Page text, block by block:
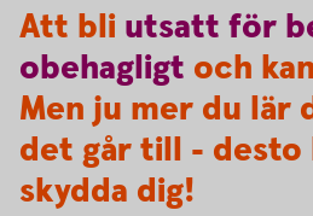
Att bli utsatt för
obehagligt och
Men ju mer du lär
det går till - desto
skydda dig!